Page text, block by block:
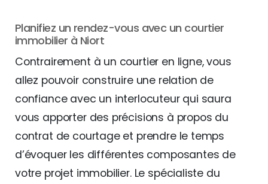
Planifiez un rendez-vous avec un courtier
immobilier à Niort
Contrairement à un courtier en ligne, vous
allez pouvoir construire une relation de
confiance avec un interlocuteur qui saura
vous apporter des précisions à propos du
contrat de courtage et prendre le temps
d’évoquer les différentes composantes de
votre projet immobilier. Le spécialiste du